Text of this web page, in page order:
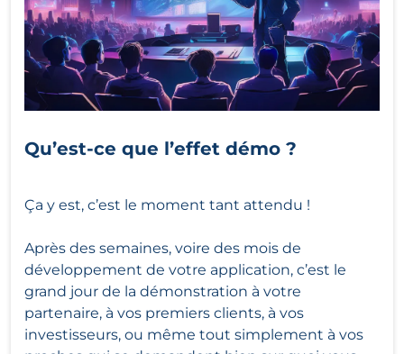
Qu’est-ce que l’effet démo ?
Ça y est, c’est le moment tant attendu !
Après des semaines, voire des mois de
développement de votre application, c’est le
grand jour de la démonstration à votre
partenaire, à vos premiers clients, à vos
investisseurs, ou même tout simplement à vos